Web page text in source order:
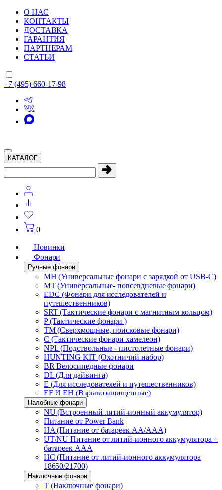
О НАС
КОНТАКТЫ
ДОСТАВКА
ГАРАНТИЯ
ПАРТНЕРАМ
СТАТЬИ
+7 (495) 660-17-98
КАТАЛОГ
0
Новинки
Фонари
Ручные фонари
MH (Универсальные фонари с зарядкой от USB-C)
MT (Универсальные- повсевдневые фонари)
EDC (Фонари для исследователей и
путешественников)
SRT (Тактические фонари с магнитным кольцом)
P (Тактические фонари )
TM (Сверхмощные, поисковые фонари)
C (Тактические фонари хамелеон)
NPL (Подствольные - пистолетные фонари)
HUNTING KIT (Охотничий набор)
BR Велосипедные фонари
DL (Для дайвинга)
E (Для исследователей и путешественников)
EF И EH (Взрывозащищенные)
Налобные фонари
NU (Встроенный литий-ионный аккумулятор)
Питание от Power Bank
HA (Питание от батареек AA/AAA)
UT/NU Питание от литий-ионного аккумулятора +
батареек AAA
HC (Питание от литий-ионного аккумулятора
18650/21700)
Наключные фонари
T (Наключные фонари)